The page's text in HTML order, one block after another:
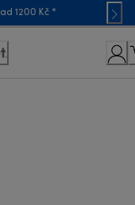
1200 Kč *